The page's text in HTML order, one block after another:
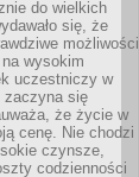
do wielkich
się, że
możliwości
wysokim
uczestniczy w
zaczyna się
że życie w
cenę. Nie chodzi
czynsze,
codzienności